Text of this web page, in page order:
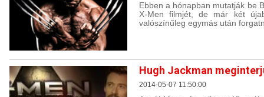
Ebben a hónapban mutatják be
X-Men filmjét, de már két
valószínűleg egymás után
Hugh Jackman
2014-05-07 11:50:00